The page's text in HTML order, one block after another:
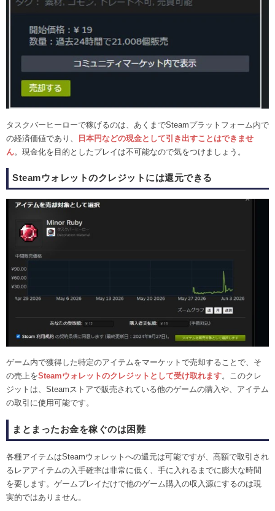
タスクバーヒーローで稼げるのは、あくまでSteamプラットフォーム内で
の経済価値であり、
日本円などの現金として引き出すことはできませ
ん。現金化を目的としたプレイは不可能なので気をつけましょう。
Steamウォレットのクレジットには還元できる
ゲーム内で獲得した特定のアイテムをマーケットで売却することで、そ
の売上をSteamウォレットのクレジットとして受け取れます。このクレ
ジットは、Steamストアで販売されている他のゲームの購入や、アイテム
の取引に使用可能です。
まとまったお金を稼ぐのは困難
各種アイテムはSteamウォレットへの還元は可能ですが、高額で取引され
るレアアイテムの入手確率は非常に低く、手に入れるまでに膨大な時間
を要します。ゲームプレイだけで他のゲーム購入の収入源にするのは現
実的ではありません。